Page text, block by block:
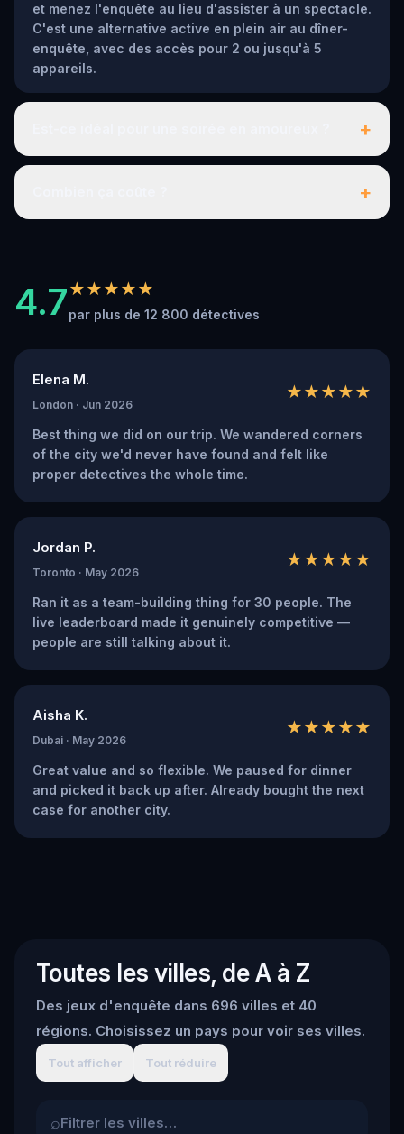
et menez l'enquête au lieu d'assister à un spectacle.
C'est une alternative active en plein air au dîner-
enquête, avec des accès pour 2 ou jusqu'à 5
appareils.
+
+
4.7★★★★★
par plus de 12 800 détectives
Elena M.
London · Jun 2026
★★★★★
Best thing we did on our trip. We wandered corners
of the city we'd never have found and felt like
proper detectives the whole time.
Jordan P.
Toronto · May 2026
★★★★★
Ran it as a team-building thing for 30 people. The
live leaderboard made it genuinely competitive —
people are still talking about it.
Aisha K.
Dubai · May 2026
★★★★★
Great value and so flexible. We paused for dinner
and picked it back up after. Already bought the next
case for another city.
Toutes les villes, de A à Z
Des jeux d'enquête dans 696 villes et 40
régions. Choisissez un pays pour voir ses villes.
Tout afficher Tout réduire
⌕